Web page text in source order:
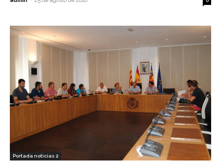
Portada noticias 2